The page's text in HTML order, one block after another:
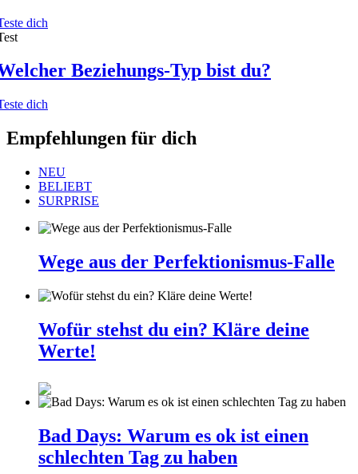
dich
Beziehungs-Typ bist du?
dich
Empfehlungen für dich
NEU
BELIEBT
SURPRISE
Wege aus der Perfektionismus-Falle
Wofür stehst du ein? Kläre deine
Werte!
Bad Days: Warum es ok ist einen
schlechten Tag zu haben